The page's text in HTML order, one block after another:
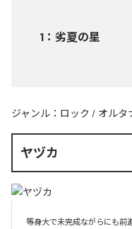
1 ： 劣夏の星
ジャンル： ロック / オルタ
ヤヅカ
等身大で未完成ながらにも前